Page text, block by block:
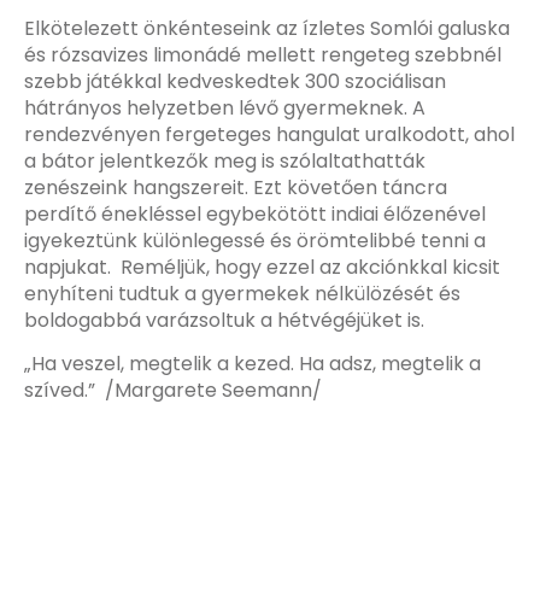
Elkötelezett önkénteseink az ízletes Somlói galuska
és rózsavizes limonádé mellett rengeteg szebbnél
szebb játékkal kedveskedtek 300 szociálisan
hátrányos helyzetben lévő gyermeknek. A
rendezvényen fergeteges hangulat uralkodott, ahol
a bátor jelentkezők meg is szólaltathatták
zenészeink hangszereit. Ezt követően táncra
perdítő énekléssel egybekötött indiai élőzenével
igyekeztünk különlegessé és örömtelibbé tenni a
napjukat. Reméljük, hogy ezzel az akciónkkal kicsit
enyhíteni tudtuk a gyermekek nélkülözését és
boldogabbá varázsoltuk a hétvégéjüket is.
„Ha veszel, megtelik a kezed. Ha adsz, megtelik a
szíved.” /Margarete Seemann/